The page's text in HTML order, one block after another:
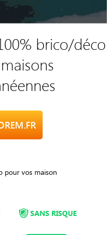
brico/déco
pour vos maison
SANS RISQUE